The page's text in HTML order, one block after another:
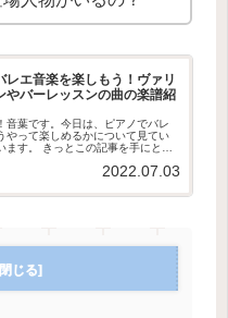
レエ音楽を楽しもう！ヴァリ
やバーレッスンの曲の楽譜紹
音葉です。今日は、ピアノでバレ
やって楽しめるかについて見てい
ます。 きっとこの記事を手にとっ
の音楽が好きな方が多いと思いま
2022.07.03